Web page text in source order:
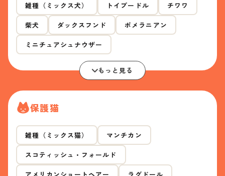
雑種（ミックス犬） トイプードル チワワ
柴犬 ダックスフンド ポメラニアン
ミニチュアシュナウザー
もっと見る
保護猫
雑種（ミックス猫） マンチカン
スコティッシュ・フォールド